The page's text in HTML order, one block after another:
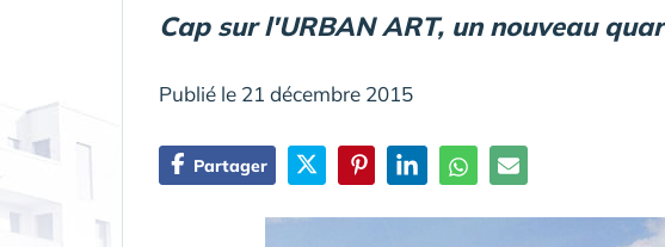
Cap sur l'URBAN ART, un nouveau
Publié le 21 décembre 2015
Partager